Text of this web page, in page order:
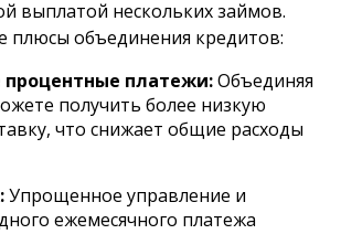
выплатой нескольких займов.
плюсы объединения кредитов:
процентные платежи:Объединяя
получить более низкую
что снижает общие расходы
Упрощенное управление и
ежемесячного платежа